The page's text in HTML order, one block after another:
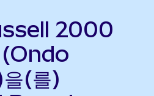
2000
(를)